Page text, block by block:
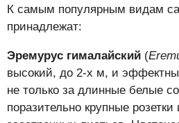
К самым популярным видам
принадлежат:
Эремурус гималайский (
высокий, до 2-х м, и
не только за длинные белые
поразительно крупные